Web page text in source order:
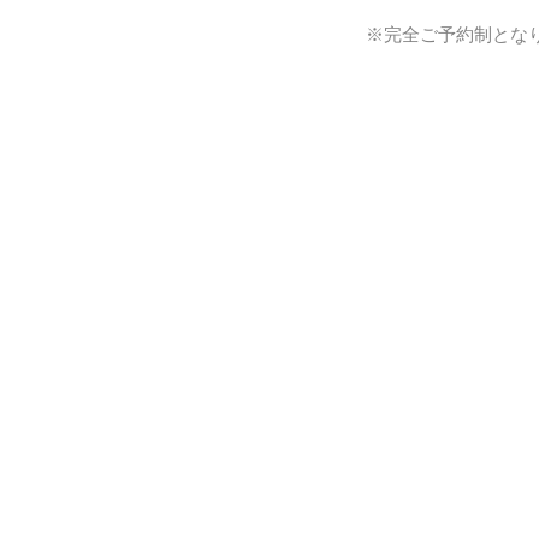
※完全ご予約制とな